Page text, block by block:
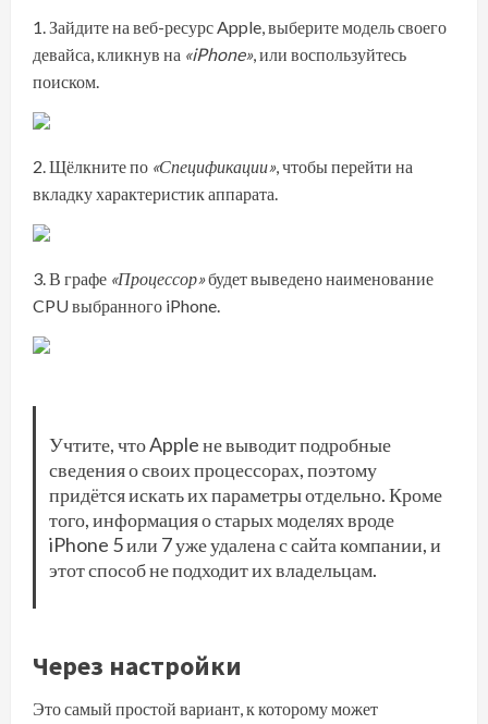
Зайдите на веб-ресурс Apple, выберите модель своего
девайса, кликнув на «iPhone», или воспользуйтесь
поиском.
Щёлкните по «Спецификации», чтобы перейти на
вкладку характеристик аппарата.
В графе «Процессор»будет выведено наименование
CPU выбранного iPhone.
Учтите, что Apple не выводит подробные
сведения о своих процессорах, поэтому
придётся искать их параметры отдельно. Кроме
того, информация о старых моделях вроде
iPhone 5 или 7 уже удалена с сайта компании, и
этот способ не подходит их владельцам.
Через настройки
Это самый простой вариант, к которому может